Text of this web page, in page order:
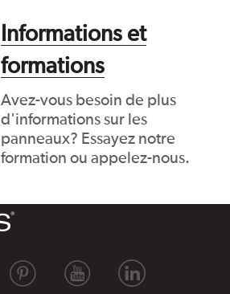
Informations et
formations
Avez-vous besoin de plus
d'informations sur les
panneaux? Essayez notre
formation ou appelez-nous.